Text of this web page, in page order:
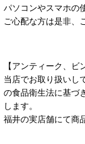
パソコンやスマホの
ご心配な方は是非、
【アンティーク、ビ
当店でお取り扱いし
の食品衛生法に基づ
します。
福井の実店舗にて商